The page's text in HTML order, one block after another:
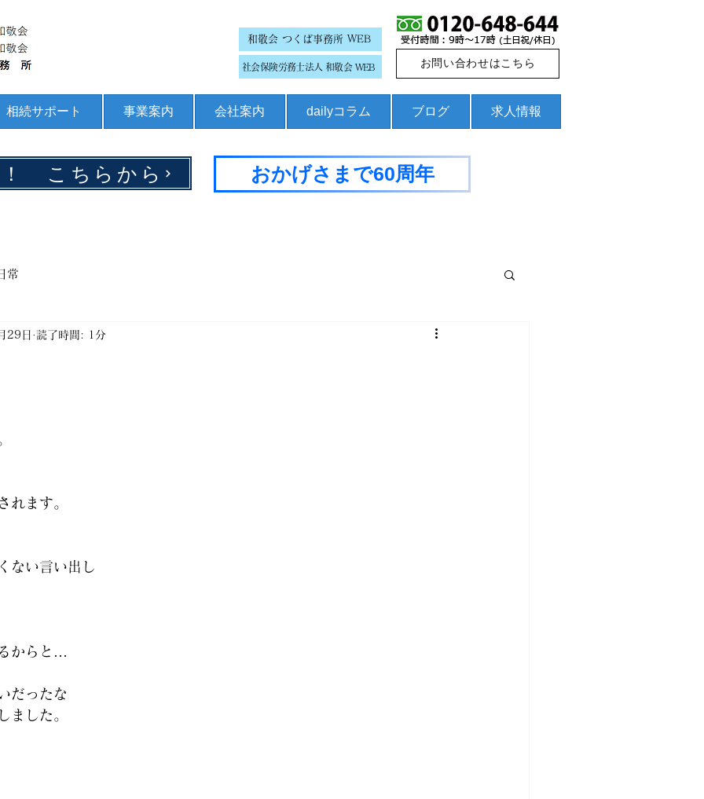
和敬会 つくば事務所 WEB
社会保険労務士法人 和敬会 WEB お問い合わせはこちら
相続サポート 事業案内 会社案内 dailyコラム ブログ 求人情報
！ こちらから おかげさまで60周年
常
29日 読了時間: 1分
れます。
ない言い出し
からと…
だったな
ました。